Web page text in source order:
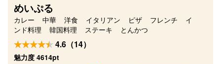
めいぷる
カレー 中華 洋食 イタリアン ピザ フレンチ
イ
ンド料理
韓国料理 ステーキ とんかつ
4.6（14）
魅力度 4614pt